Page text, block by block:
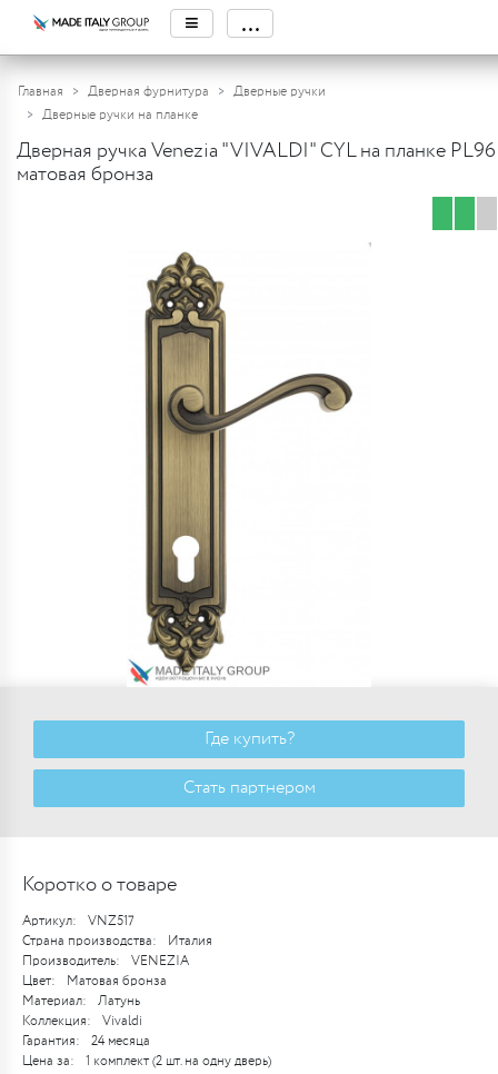
≡ ...
Главная Дверная фурнитура
Дверные ручки
Дверные ручки на планке
Дверная ручка Venezia "VIVALDI" CYL на планке PL96
матовая бронза
Где купить?
Стать партнером
Коротко о товаре
Артикул:
VNZ517
Страна производства:
Италия
Производитель:
VENEZIA
Цвет:
Матовая бронза
Материал:
Латунь
Коллекция:
Vivaldi
Гарантия:
24 месяца
Цена за:
1 комплект (2 шт. на одну дверь)